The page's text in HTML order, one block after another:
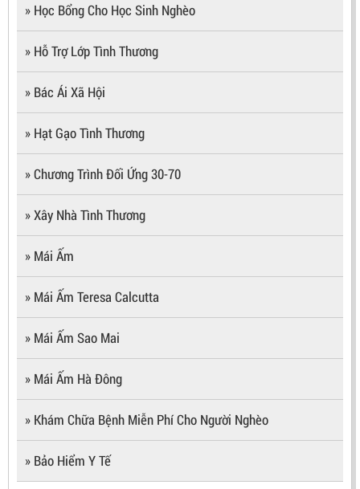
» Học Bổng Cho Học Sinh Nghèo
» Hỗ Trợ Lớp Tình Thương
» Bác Ái Xã Hội
» Hạt Gạo Tình Thương
» Chương Trình Đối Ứng 30-70
» Xây Nhà Tình Thương
» Mái Ấm
» Mái Ấm Teresa Calcutta
» Mái Ấm Sao Mai
» Mái Ấm Hà Đông
» Khám Chữa Bệnh Miễn Phí Cho Người Nghèo
» Bảo Hiểm Y Tế